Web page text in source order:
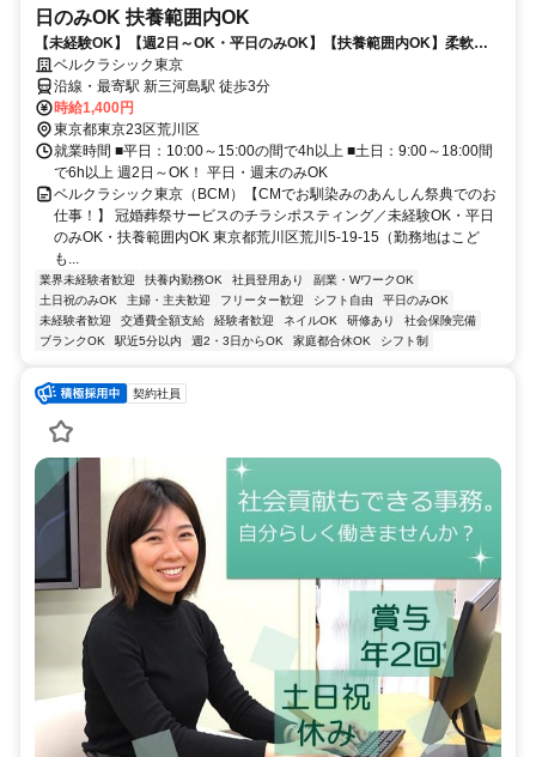
日のみOK 扶養範囲内OK
【未経験OK】【週2日～OK・平日のみOK】【扶養範囲内OK】柔軟シ
フトで無理なく家庭と両立！子育て中の方も安心◎当日休みもＯＫ★
ベルクラシック東京
沿線・最寄駅 新三河島駅 徒歩3分
時給1,400円
東京都東京23区荒川区
就業時間 ■平日：10:00～15:00の間で4h以上 ■土日：9:00～18:00間
で6h以上 週2日～OK！ 平日・週末のみOK
ベルクラシック東京（BCM）【CMでお馴染みのあんしん祭典でのお
仕事！】 冠婚葬祭サービスのチラシポスティング／未経験OK・平日
のみOK・扶養範囲内OK 東京都荒川区荒川5-19-15（勤務地はこど
も...
業界未経験者歓迎 扶養内勤務OK 社員登用あり
副業・WワークOK
土日祝のみOK
主婦・主夫歓迎 フリーター歓迎 シフト自由
平日のみOK
未経験者歓迎
交通費全額支給 経験者歓迎 ネイルOK 研修あり
社会保険完備
ブランクOK
駅近5分以内 週2・3日からOK 家庭都合休OK シフト制
契約社員